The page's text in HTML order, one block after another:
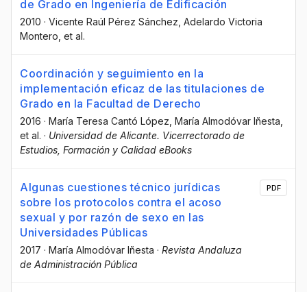
de Grado en Ingeniería de Edificación
2010 · Vicente Raúl Pérez Sánchez , Adelardo Victoria
Montero , et al.
Coordinación y seguimiento en la
implementación eficaz de las titulaciones de
Grado en la Facultad de Derecho
2016 · María Teresa Cantó López , María Almodóvar Iñesta
et al. · Universidad de Alicante. Vicerrectorado de
Estudios, Formación y Calidad eBooks
Algunas cuestiones técnico jurídicas
sobre los protocolos contra el acoso
sexual y por razón de sexo en las
Universidades Públicas
2017 · María Almodóvar Iñesta · Revista Andaluza
de Administración Pública
PDF